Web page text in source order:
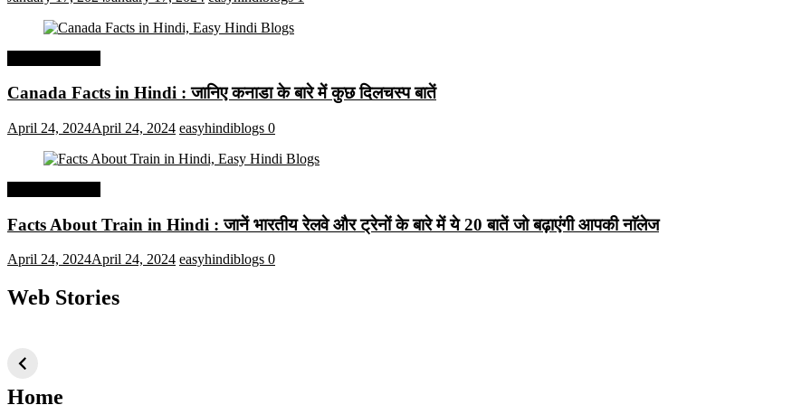
Canada Facts in Hindi : जानिए कनाडा के बारे में कुछ दिलचस्प बातें
April 24, 2024April 24, 2024 easyhindiblogs 0
Facts About Train in Hindi : जानें भारतीय रेलवे और ट्रेनों के बारे में ये 20 बातें जो बढ़ाएंगी आपकी नाॅलेज
April 24, 2024April 24, 2024 easyhindiblogs 0
Web Stories
तकनीक जो आपको
2024 के लिए सीखनी
Home